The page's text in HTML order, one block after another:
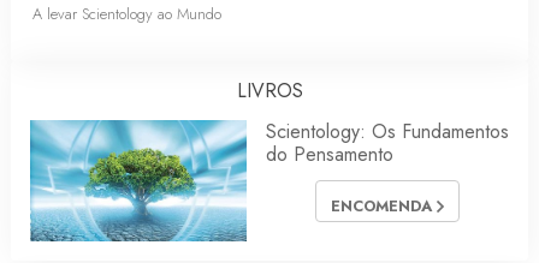
A levar Scientology ao Mundo
LIVROS
Scientology: Os Fundamentos
do Pensamento
ENCOMENDA